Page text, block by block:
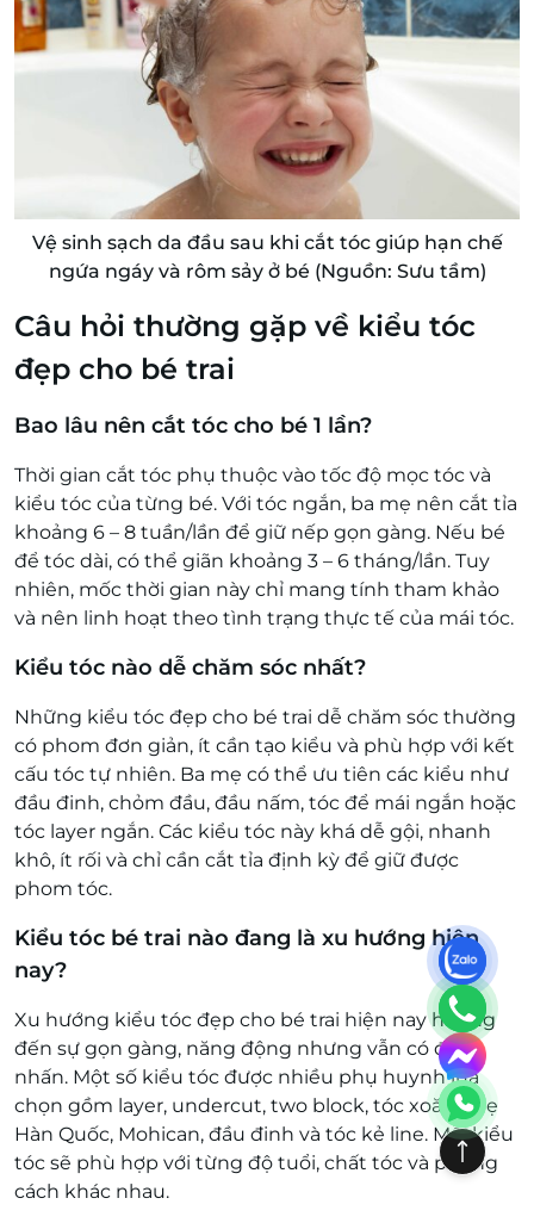
Vệ sinh sạch da đầu sau khi cắt tóc giúp hạn chế
ngứa ngáy và rôm sảy ở bé (Nguồn: Sưu tầm)
Câu hỏi thường gặp về kiểu tóc
đẹp cho bé trai
Bao lâu nên cắt tóc cho bé 1 lần?
Thời gian cắt tóc phụ thuộc vào tốc độ mọc tóc và
kiểu tóc của từng bé. Với tóc ngắn, ba mẹ nên cắt tỉa
khoảng 6 – 8 tuần/lần để giữ nếp gọn gàng. Nếu bé
để tóc dài, có thể giãn khoảng 3 – 6 tháng/lần. Tuy
nhiên, mốc thời gian này chỉ mang tính tham khảo
và nên linh hoạt theo tình trạng thực tế của mái tóc.
Kiểu tóc nào dễ chăm sóc nhất?
Những kiểu tóc đẹp cho bé trai dễ chăm sóc thường
có phom đơn giản, ít cần tạo kiểu và phù hợp với kết
cấu tóc tự nhiên. Ba mẹ có thể ưu tiên các kiểu như
đầu đinh, chỏm đầu, đầu nấm, tóc để mái ngắn hoặc
tóc layer ngắn. Các kiểu tóc này khá dễ gội, nhanh
khô, ít rối và chỉ cần cắt tỉa định kỳ để giữ được
phom tóc.
Kiểu tóc bé trai nào đang là xu hướng hiện
nay?
Xu hướng kiểu tóc đẹp cho bé trai hiện nay hướng
đến sự gọn gàng, năng động nhưng vẫn có điểm
nhấn. Một số kiểu tóc được nhiều phụ huynh lựa
chọn gồm layer, undercut, two block, tóc xoăn nhẹ
Hàn Quốc, Mohican, đầu đinh và tóc kẻ line. Mỗi kiểu
tóc sẽ phù hợp với từng độ tuổi, chất tóc và phong
cách khác nhau.